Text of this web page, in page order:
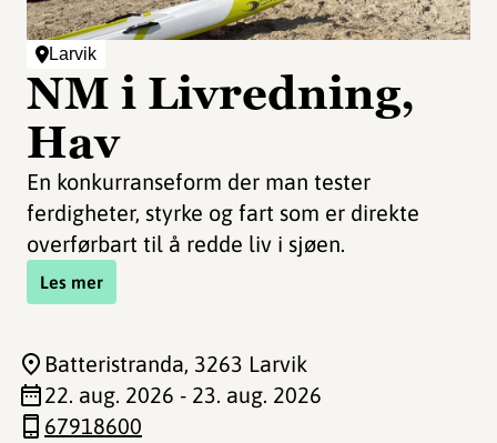
Larvik
NM i Livredning,
Hav
En konkurranseform der man tester
ferdigheter, styrke og fart som er direkte
overførbart til å redde liv i sjøen.
Les mer
Batteristranda, 3263 Larvik
22. aug. 2026 - 23. aug. 2026
67918600